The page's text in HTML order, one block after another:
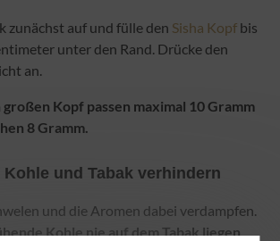
zunächst auf und fülle den Sisha Kopf bis
unter den Rand. Drücke den
an.
Kopf passen maximal 10 Gramm
8 Gramm.
und Tabak verhindern
und die Aromen dabei verdampfen.
Kohle nie auf dem Tabak liegen